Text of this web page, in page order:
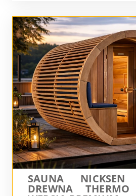
SAUNA
DREWNA